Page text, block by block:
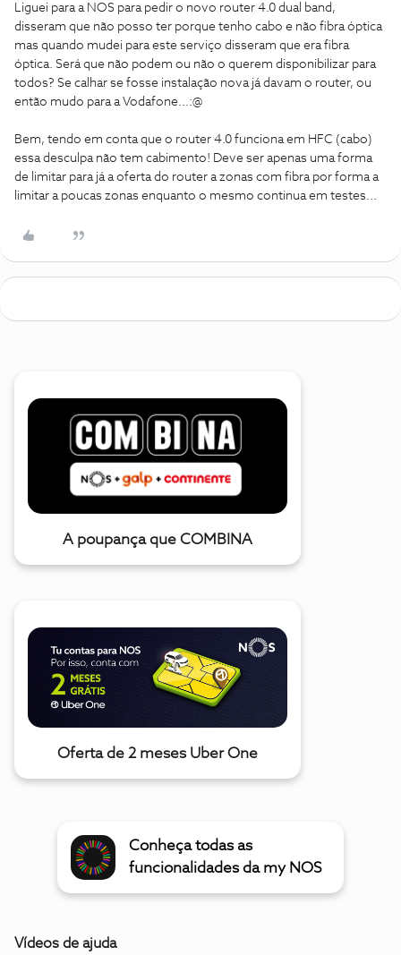
Liguei para a NOS para pedir o novo router 4.0 dual band,
disseram que não posso ter porque tenho cabo e não fibra óptica
mas quando mudei para este serviço disseram que era fibra
óptica. Será que não podem ou não o querem disponibilizar para
todos? Se calhar se fosse instalação nova já davam o router, ou
então mudo para a Vodafone...:@
Bem, tendo em conta que o router 4.0 funciona em HFC (cabo)
essa desculpa não tem cabimento! Deve ser apenas uma forma
de limitar para já a oferta do router a zonas com fibra por forma a
limitar a poucas zonas enquanto o mesmo continua em testes...
A poupança que COMBINA
Oferta de 2 meses Uber One
Conheça todas as
funcionalidades da my NOS
Vídeos de ajuda